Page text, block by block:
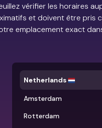
vérifier les horaires
et doivent être pris
emplacement exact
Netherlands
Amsterdam
Rotterdam